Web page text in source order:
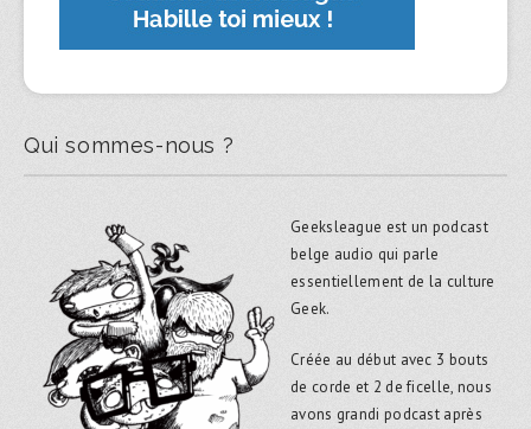
Qui sommes-nous ?
Geeksleague est un podcast
belge audio qui parle
essentiellement de la culture
Geek.
Créée au début avec 3 bouts
de corde et 2 de ficelle, nous
avons grandi podcast après